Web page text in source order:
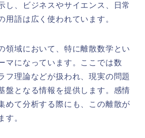
し、ビジネスやサイエンス、日常
用語は広く使われています。
領域において、特に離散数学とい
マになっています。ここでは数
フ理論などが扱われ、現実の問題
盤となる情報を提供します。感情
めて分析する際にも、この離散が
す。